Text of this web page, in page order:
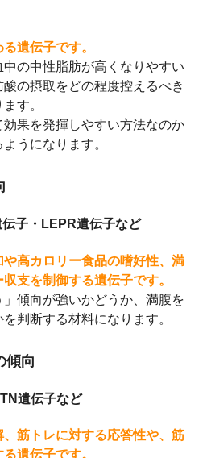
遺伝子です。
の中性脂肪が高くなりやすい
の摂取をどの程度控えるべき
す。
果を発揮しやすい方法なのか
うになります。
子・LEPR遺伝子など
高カロリー食品の嗜好性、満
支を制御する遺伝子です。
」傾向が強いかどうか、満腹を
判断する材料になります。
傾向
遺伝子など
筋トレに対する応答性や、筋
遺伝子です。